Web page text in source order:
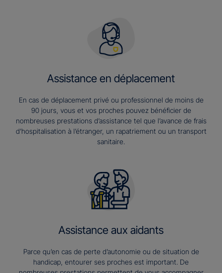
Assistance en déplacement
En cas de déplacement privé ou professionnel de moins de
90 jours, vous et vos proches pouvez bénéficier de
nombreuses prestations d’assistance tel que l’avance de frais
d’hospitalisation à l’étranger, un rapatriement ou un transport
sanitaire.
Assistance aux aidants
Parce qu’en cas de perte d’autonomie ou de situation de
handicap, entourer ses proches est important. De